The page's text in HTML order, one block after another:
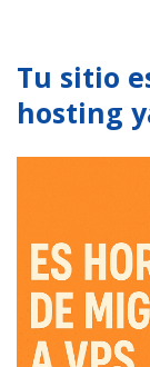
Tu sitio
hosting